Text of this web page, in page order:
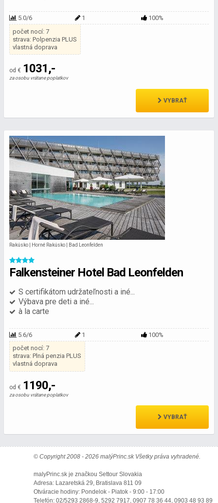
5.0/6 1
100%
počet nocí: 7
strava: Polpenzia PLUS
vlastná doprava
od € 1031,-
za osobu vrátane poplatkov
VYBRAŤ
Rakúsko | Horné Rakúsko | Bad Leonfelden
Falkensteiner Hotel Bad Leonfelden
S certifikátom udržateľnosti a iné...
Výbava pre deti a iné...
à la carte
5.6/6 1
100%
počet nocí: 7
strava: Plná penzia PLUS
vlastná doprava
od € 1190,-
za osobu vrátane poplatkov
VYBRAŤ
© Copyright 2008 - 2026 malýPrinc.sk Všetky práva vyhradené.
malyPrinc.sk je značkou Settour Slovakia
Adresa: Lazaretská 29, Bratislava 811 09
Otváracie hodiny: Pondelok - Piatok - 9:00 - 17:00
Telefón: 02/5293 2868-9, 5292 7917, 0907 78 36 44, 0903 48 93 89